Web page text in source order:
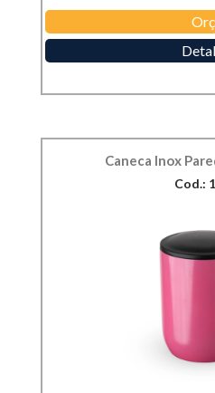
Caneca Inox
Cod.: